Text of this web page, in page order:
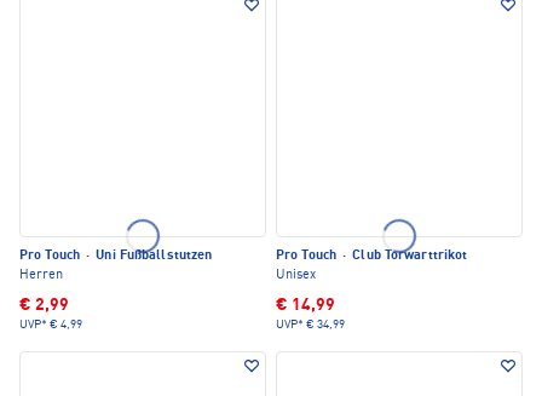
Pro Touch · Uni Fußballstutzen
Herren
€ 2,99
UVP* € 4,99
Pro Touch · Club Torwarttrikot
Unisex
€ 14,99
UVP* € 34,99